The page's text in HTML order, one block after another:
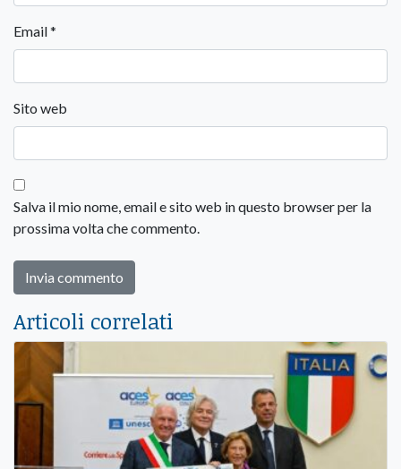
Email*
Sito web
Salva il mio nome, email e sito web in questo browser per la
prossima volta che commento.
Articoli correlati